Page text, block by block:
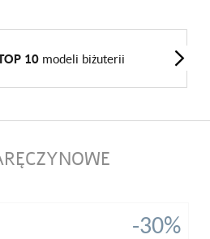
10modeli biżuterii
-30%